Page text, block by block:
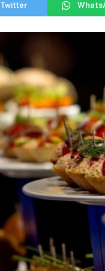
Twitter